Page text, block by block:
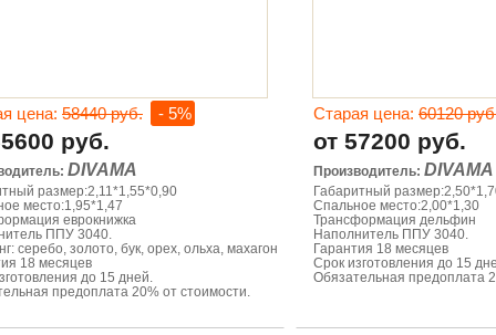
цена: 58440 руб. - 5%
руб.
DIVAMA
размер:2,11*1,55*0,90
место:1,95*1,47
еврокнижка
ППУ 3040.
серебо, золото, бук, орех, ольха, махагон
18 месяцев
до 15 дней.
предоплата 20% от стоимости.
Старая цена: 60120
от 57200 руб.
Производитель: DIVAMA
Габаритный
Спальное место:2,00*1,30
Трансформация дельфин
Наполнитель ППУ 3040.
Гарантия 18 месяцев
Срок изготовления до 15
Обязательная предоплата